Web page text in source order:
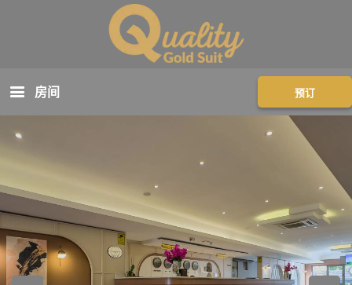
房间 预订